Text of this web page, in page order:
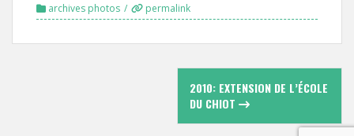
archives photos permalink
2010: EXTENSION DE L’ÉCOLE
DU CHIOT